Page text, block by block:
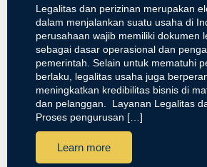
Legalitas dan perizinan merupakan
dalam menjalankan suatu usaha di
perusahaan wajib memiliki dokumen
sebagai dasar operasional dan
pemerintah. Selain untuk mematuhi
berlaku, legalitas usaha juga
meningkatkan kredibilitas bisnis di
dan pelanggan. Layanan Legalitas
Proses pengurusan […]
Learn more